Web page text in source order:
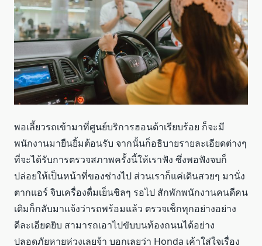
พอเลี้ยวรถเข้ามาที่ศูนย์บริการฮอนด้าเรียบร้อย ก็จะมี
พนักงานมายืนยิ้มต้อนรับ จากนั้นก็อธิบายรายละเอียดต่างๆ
ที่จะได้รับการตรวจสภาพครั้งนี้ให้เราฟัง ซึ่งพอฟังจบก็
ปล่อยให้เป็นหน้าที่ของช่างไป ส่วนเราก็แค่เดินสวยๆ มานั่ง
ตากแอร์ จิบเครื่องดื่มเย็นชิลๆ รอไป สักพักพนักงานคนดีคน
เดิมก็กลับมาแจ้งว่ารถพร้อมแล้ว ตรวจเช็กทุกอย่างอย่าง
ดีละเอียดยิบ สามารถเอาไปขับบนท้องถนนได้อย่าง
ปลอดภัยหายห่วงเลยจ้า บอกเลยว่า Honda เค้าใส่ใจเรื่อง